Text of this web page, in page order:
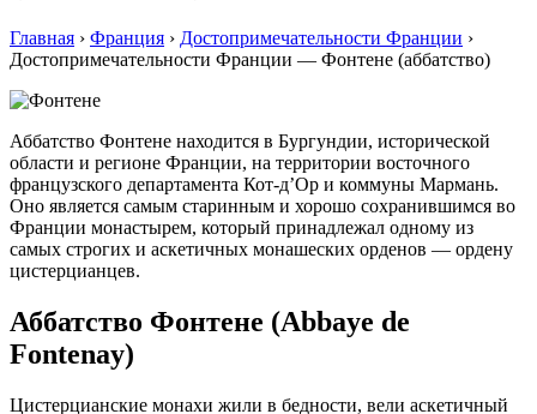
Главная › Франция › Достопримечательности Франции ›
Достопримечательности Франции — Фонтене (аббатство)
Аббатство Фонтене находится в Бургундии, исторической
области и регионе Франции, на территории восточного
французского департамента Кот-д’Ор и коммуны Мармань.
Оно является самым старинным и хорошо сохранившимся во
Франции монастырем, который принадлежал одному из
самых строгих и аскетичных монашеских орденов — ордену
цистерцианцев.
Аббатство Фонтене (Abbaye de
Fontenay)
Цистерцианские монахи жили в бедности, вели аскетичный